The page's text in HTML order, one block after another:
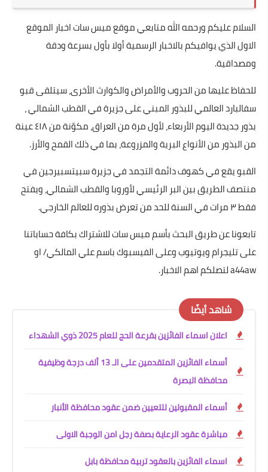
السلام عليكم ورحمه الله متابعي موقع ميس سات اخبار الموقع
الاول الذي يوافيكم بالاخبار الرسمية أولا بأول بسرعة ودقة
ومصداقية.
للحفاظ عليها من الحروب والأمراض والكوارث الأخرى، سيتلقى قبو
سفالبارد العالمي للبذور المبني على جزيرة في القطب الشمالي ،
بذور جديدة اليوم الأربعاء، لأول مرة من العراق، مكوّنة من ٤١٨ عينة
من البذور من الأنواع البرية والمزروعة، بما في ذلك القمح والأرز.
القبو يقع في كهوف دائمة التجمد في جزيرة سبيتسبيرجين في
منتصف الطريق بين البر الرئيسي لأوروبا والقطب الشمالي، ويفتح
فقط ٣ مرات في السنة للحد من تعرض بذوره للعالم الخارجي.
تابعونا عن طريق البحث بأسم ميس سات للاشتراك بكافة حساباتنا
على تليجرام ويوتيوب وعلى الفيسبوك باسم علي المالكي/ او
a44aw لتصلكم اهم الاخبار.
شاهد أيضًا
اعلان اسماء الفائزين بقرعة الحج للعام 2025 ذوي الشهداء
أسماء الفائزين المتقدمين على الـ 13 ألف درجة وظيفية
محافظة البصرة
أسماء المقبولين للتعيين ضمن عقود محافظة الأنبار
مباشرة عقود الرعاية بصفة رجل امن الوجبة الاولى
اسماء الفائزين بالعقود تربية محافظة بابل